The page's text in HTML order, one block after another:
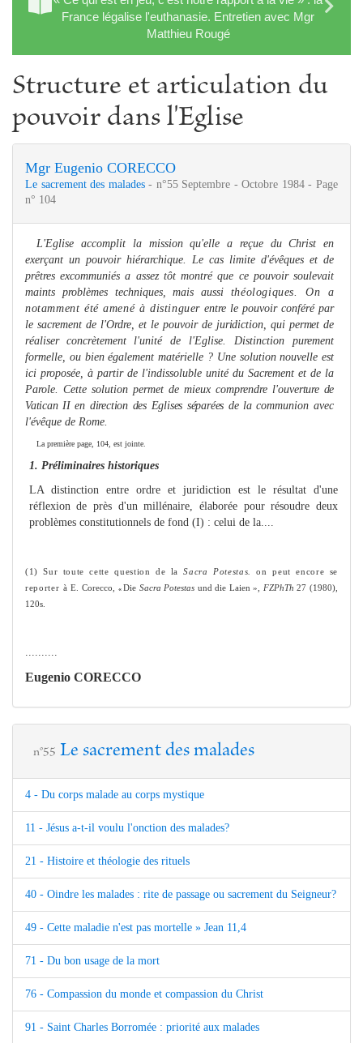
France légalise l'euthanasie. Entretien avec Mgr
Matthieu Rougé
Structure et articulation du
pouvoir dans l'Eglise
Mgr Eugenio CORECCO
Le sacrement des malades- n°55 Septembre - Octobre 1984 - Page
n° 104
L'Eglise accomplit la mission qu'elle a reçue du Christ en
exerçant un pouvoir hiérarchique. Le cas limite d'évê­ques et de
prêtres excommuniés a assez tôt montré que ce pouvoir soulevait
maints problèmes techniques, mais aussi théologiques. On a
notamment été amené à distinguerentre le pouvoir conféré par
le sacrement de l'Ordre, et lepouvoir de juridiction, qui permet de
réaliser concrètement l'unité de l'Eglise. Distinction purement
formelle, ou bien également matérielle ? Une solution nouvelle est
ici propo­sée, à partir de l'indissoluble unité du Sacrement et de la
Parole. Cette solution permet de mieux comprendre l'ou­verture de
Vatican II en direction des Eglises séparées de lacommunion avec
l'évêque de Rome
La première page, 104, est jointe.
1. Préliminaires historiques
LA distinction entre ordre et juridiction est le résultat d'une
réflexion de près d'un millénaire, élaborée pour résoudre deux
problèmes constitutionnels de fond (I) : celui de la....
(1) Sur toute cette question de laSacra Potestas.on peut encore se
reporter àE. Corecco, « Die Sacra Potestas und die Laien », FZPhTh27 (1980),
120s.
Eugenio CORECCO
n°55 Le sacrement des malades
4 - Du corps malade au corps mystique
11 - Jésus a-t-il voulu l'onction des malades?
21 - Histoire et théologie des rituels
40 - Oindre les malades : rite de passage ou sacrement du Seigneur?
49 - Cette maladie n'est pas mortelle » Jean 11,4
71 - Du bon usage de la mort
76 - Compassion du monde et compassion du Christ
91 - Saint Charles Borromée : priorité aux malades